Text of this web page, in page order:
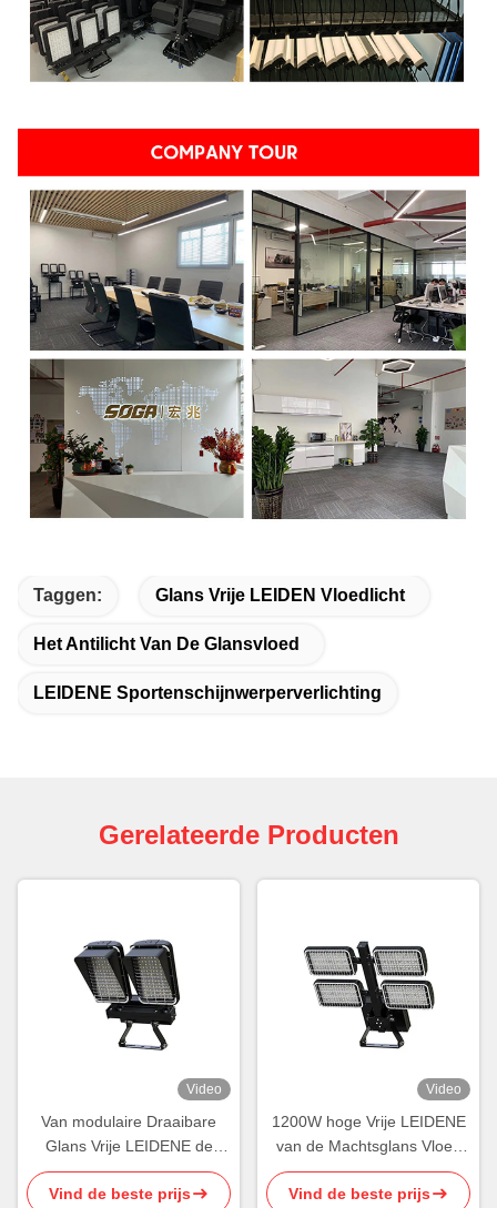
Taggen: Glans Vrije LEIDEN Vloedlicht
Het Antilicht Van De Glansvloed
LEIDENE Sportenschijnwerperverlichting
Gerelateerde Producten
Video
Van modulaire Draaibare
Glans Vrije LEIDENE de
Vloedlicht Vloed Licht 600W
Sporten
Vind de beste prijs
Video
1200W hoge Vrije LEIDENE
van de Machtsglans Vloed
Lichte IP66 voor
Basketbalhof
Vind de beste prijs